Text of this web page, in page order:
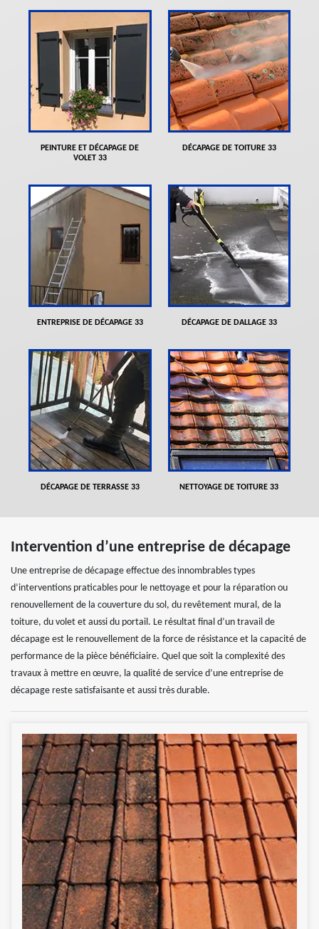
PEINTURE ET DÉCAPAGE DE
VOLET 33
DÉCAPAGE DE TOITURE 33
ENTREPRISE DE DÉCAPAGE 33 DÉCAPAGE DE DALLAGE 33
DÉCAPAGE DE TERRASSE 33 NETTOYAGE DE TOITURE 33
Intervention d’une entreprise de décapage
Une entreprise de décapage effectue des innombrables types
d’interventions praticables pour le nettoyage et pour la réparation ou
renouvellement de la couverture du sol, du revêtement mural, de la
toiture, du volet et aussi du portail. Le résultat final d’un travail de
décapage est le renouvellement de la force de résistance et la capacité de
performance de la pièce bénéficiaire. Quel que soit la complexité des
travaux à mettre en œuvre, la qualité de service d’une entreprise de
décapage reste satisfaisante et aussi très durable.